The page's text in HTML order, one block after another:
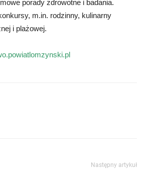
porady zdrowotne i badania.
m.in. rodzinny, kulinarny
i plażowej.
Następny artykuł